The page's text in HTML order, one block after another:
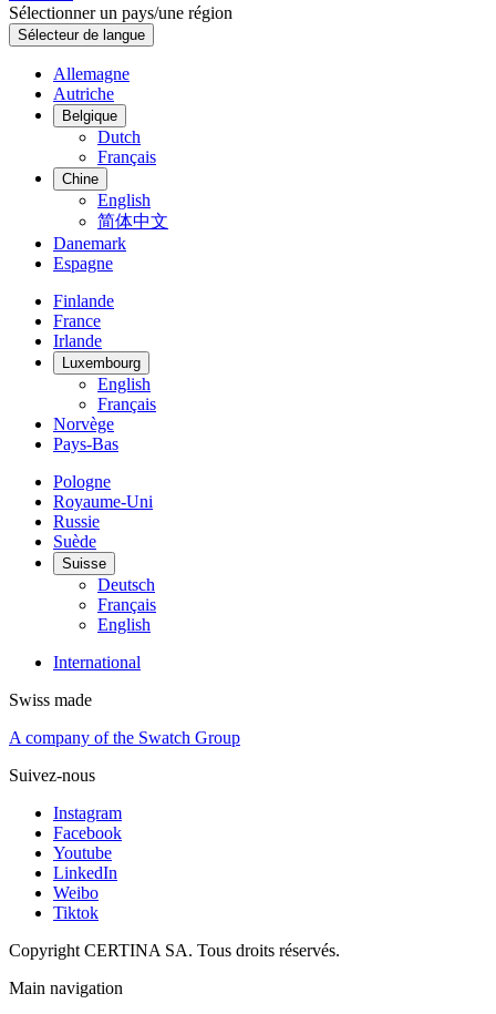
Sélectionner un pays/une région
Sélecteur de langue
Allemagne
Autriche
Belgique
Dutch
Français
Chine
English
简体中文
Danemark
Espagne
Finlande
France
Irlande
Luxembourg
English
Français
Norvège
Pays-Bas
Pologne
Royaume-Uni
Russie
Suède
Suisse
Deutsch
Français
English
International
Swiss made
A company of the Swatch Group
Suivez-nous
Instagram
Facebook
Youtube
LinkedIn
Weibo
Tiktok
Copyright CERTINA SA. Tous droits réservés.
Main navigation